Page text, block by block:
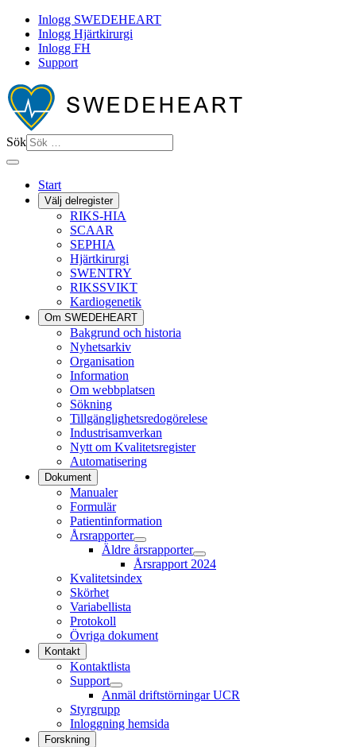
Inlogg SWEDEHEART
Inlogg Hjärtkirurgi
Inlogg FH
Support
Sök
Start
Välj delregister
RIKS-HIA
SCAAR
SEPHIA
Hjärtkirurgi
SWENTRY
RIKSSVIKT
Kardiogenetik
Om SWEDEHEART
Bakgrund och historia
Nyhetsarkiv
Organisation
Information
Om webbplatsen
Sökning
Tillgänglighetsredogörelese
Industrisamverkan
Nytt om Kvalitetsregister
Automatisering
Dokument
Manualer
Formulär
Patientinformation
Årsrapporter
Äldre årsrapporter
Årsrapport 2024
Kvalitetsindex
Skörhet
Variabellista
Protokoll
Övriga dokument
Kontakt
Kontaktlista
Support
Anmäl driftstörningar UCR
Styrgrupp
Inloggning hemsida
Forskning